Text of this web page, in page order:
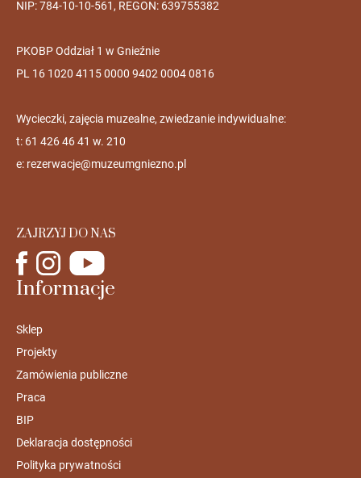
NIP: 784-10-10-561, REGON: 639755382
PKOBP Oddział 1 w Gnieźnie
PL 16 1020 4115 0000 9402 0004 0816
Wycieczki, zajęcia muzealne, zwiedzanie indywidualne:
t: 61 426 46 41 w. 210
e: rezerwacje@muzeumgniezno.pl
ZAJRZYJ DO NAS
Informacje
Sklep
Projekty
Zamówienia publiczne
Praca
BIP
Deklaracja dostępności
Polityka prywatności